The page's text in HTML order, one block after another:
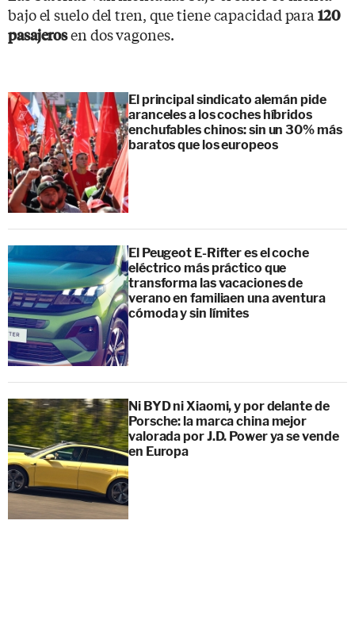
bajo el suelo del tren, que tiene capacidad para120
pasajerosen dos vagones.
El principal sindicato alemán pide
aranceles a los coches híbridos
enchufables chinos: sin un 30% más
baratos que los europeos
El Peugeot E-Rifter es el coche
eléctrico más práctico que
transforma las vacaciones de
verano en familiaen una aventura
cómoda y sin límites
Ni BYD ni Xiaomi, y por delante de
Porsche: la marca china mejor
valorada por J.D. Power ya se vende
en Europa